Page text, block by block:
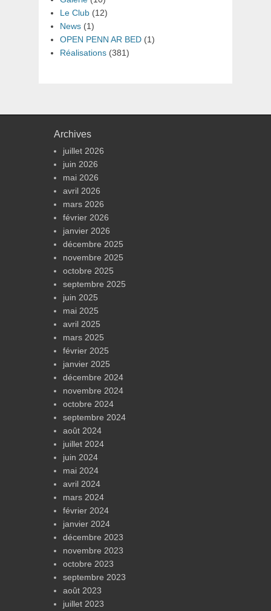
Le Club (12)
News (1)
OPEN PENN AR BED (1)
Réalisations (381)
Archives
juillet 2026
juin 2026
mai 2026
avril 2026
mars 2026
février 2026
janvier 2026
décembre 2025
novembre 2025
octobre 2025
septembre 2025
juin 2025
mai 2025
avril 2025
mars 2025
février 2025
janvier 2025
décembre 2024
novembre 2024
octobre 2024
septembre 2024
août 2024
juillet 2024
juin 2024
mai 2024
avril 2024
mars 2024
février 2024
janvier 2024
décembre 2023
novembre 2023
octobre 2023
septembre 2023
août 2023
juillet 2023